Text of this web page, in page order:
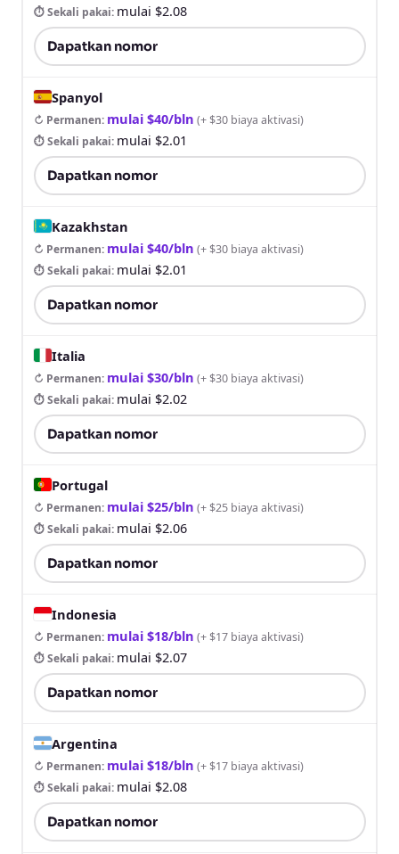
⏱ Sekali pakai: mulai $2.08
Dapatkan nomor
Spanyol
↻ Permanen: mulai $40/bln (+ $30 biaya aktivasi)
⏱ Sekali pakai: mulai $2.01
Dapatkan nomor
Kazakhstan
↻ Permanen: mulai $40/bln (+ $30 biaya aktivasi)
⏱ Sekali pakai: mulai $2.01
Dapatkan nomor
Italia
↻ Permanen: mulai $30/bln (+ $30 biaya aktivasi)
⏱ Sekali pakai: mulai $2.02
Dapatkan nomor
Portugal
↻ Permanen: mulai $25/bln (+ $25 biaya aktivasi)
⏱ Sekali pakai: mulai $2.06
Dapatkan nomor
Indonesia
↻ Permanen: mulai $18/bln (+ $17 biaya aktivasi)
⏱ Sekali pakai: mulai $2.07
Dapatkan nomor
Argentina
↻ Permanen: mulai $18/bln (+ $17 biaya aktivasi)
⏱ Sekali pakai: mulai $2.08
Dapatkan nomor